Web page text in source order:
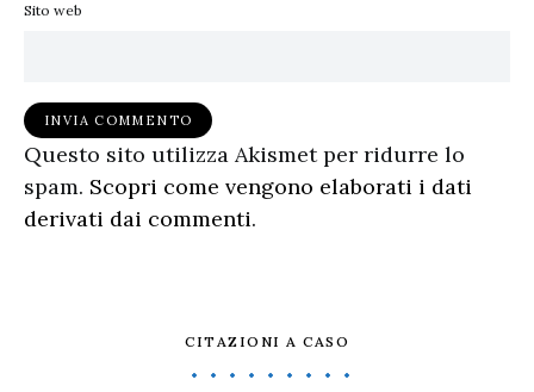
Sito web
Questo sito utilizza Akismet per ridurre lo
spam. Scopri come vengono elaborati i dati
derivati dai commenti.
CITAZIONI A CASO